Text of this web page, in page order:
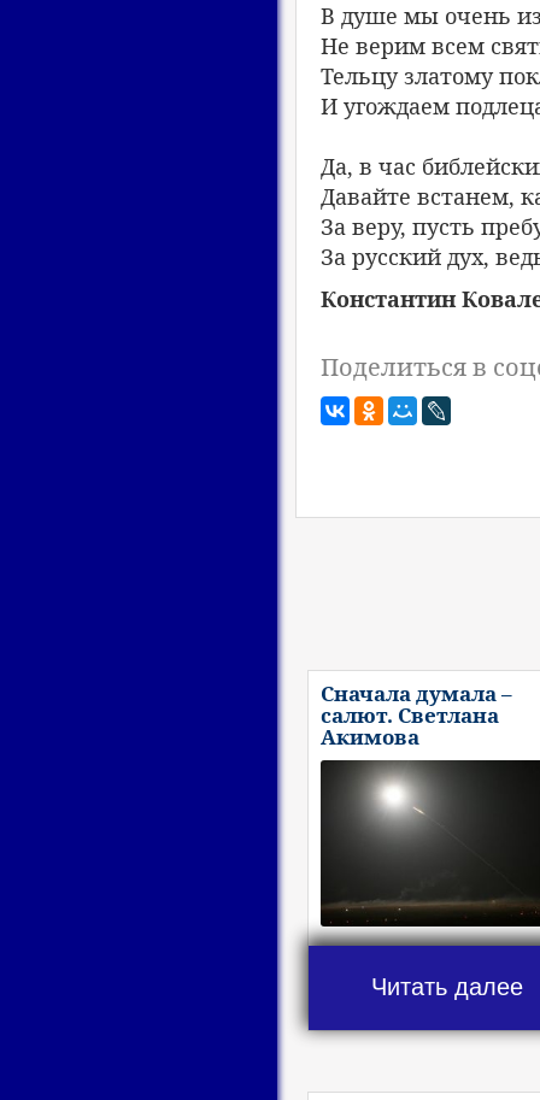
В душе мы очень
Не верим всем
Тельцу златому
И угождаем
Да, в час
Давайте встанем,
За веру, пусть
За русский дух,
Константин
Поделиться в
Сначала думала –
салют. Светлана
Акимова
Читать далее